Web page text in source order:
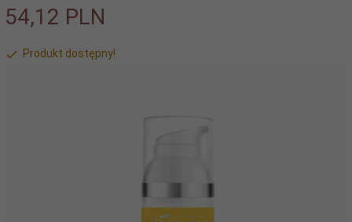
54,12 PLN
Produkt dostępny!